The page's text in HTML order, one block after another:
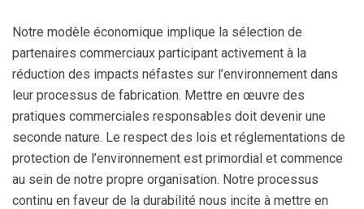
Notre modèle économique implique la sélection de
partenaires commerciaux participant activement à la
réduction des impacts néfastes sur l’environnement dans
leur processus de fabrication. Mettre en œuvre des
pratiques commerciales responsables doit devenir une
seconde nature. Le respect des lois et réglementations de
protection de l’environnement est primordial et commence
au sein de notre propre organisation. Notre processus
continu en faveur de la durabilité nous incite à mettre en